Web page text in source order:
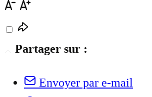
Partager sur :
Envoyer par e-mail